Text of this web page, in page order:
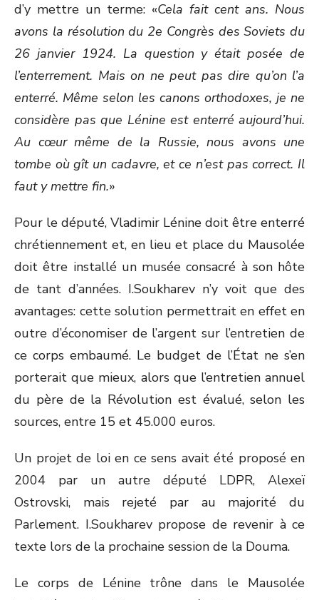
d’y mettre un terme: «Cela fait cent ans. Nous
avons la résolution du 2e Congrès des Soviets du
26 janvier 1924. La question y était posée de
l’enterrement. Mais on ne peut pas dire qu’on l’a
enterré. Même selon les canons orthodoxes, je ne
considère pas que Lénine est enterré aujourd’hui.
Au cœur même de la Russie, nous avons une
tombe où gît un cadavre, et ce n’est pas correct. Il
faut y mettre fin.»
Pour le député, Vladimir Lénine doit être enterré
chrétiennement et, en lieu et place du Mausolée
doit être installé un musée consacré à son hôte
de tant d’années. I.Soukharev n’y voit que des
avantages: cette solution permettrait en effet en
outre d’économiser de l’argent sur l’entretien de
ce corps embaumé. Le budget de l’État ne s’en
porterait que mieux, alors que l’entretien annuel
du père de la Révolution est évalué, selon les
sources, entre 15 et 45.000 euros.
Un projet de loi en ce sens avait été proposé en
2004 par un autre député LDPR, Alexeï
Ostrovski, mais rejeté par au majorité du
Parlement. I.Soukharev propose de revenir à ce
texte lors de la prochaine session de la Douma.
Le corps de Lénine trône dans le Mausolée